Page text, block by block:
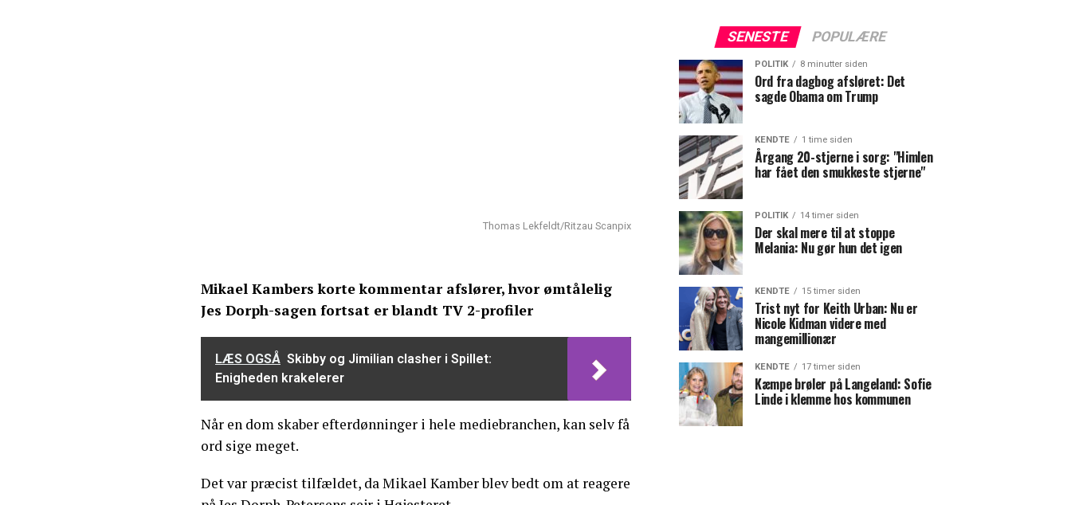
Thomas Lekfeldt/Ritzau Scanpix
Mikael Kambers korte kommentar afslører, hvor ømtålelig
Jes Dorph-sagen fortsat er blandt TV 2-profiler
LÆS OGSÅ Skibby og Jimilian clasher i Spillet:
Enigheden krakelerer
Når en dom skaber efterdønninger i hele mediebranchen, kan selv få
ord sige meget.
Det var præcist tilfældet, da Mikael Kamber blev bedt om at reagere
SENESTE POPULÆRE
POLITIK 8 minutter siden
Ord fra dagbog afsløret: Det
sagde Obama om Trump
KENDTE 1 time siden
Årgang 20-stjerne i sorg: "Himlen
har fået den smukkeste stjerne"
POLITIK 14 timer siden
Der skal mere til at stoppe
Melania: Nu gør hun det igen
KENDTE 15 timer siden
Trist nyt for Keith Urban: Nu er
Nicole Kidman videre med
mangemillionær
KENDTE 17 timer siden
Kæmpe brøler på Langeland: Sofie
Linde i klemme hos kommunen